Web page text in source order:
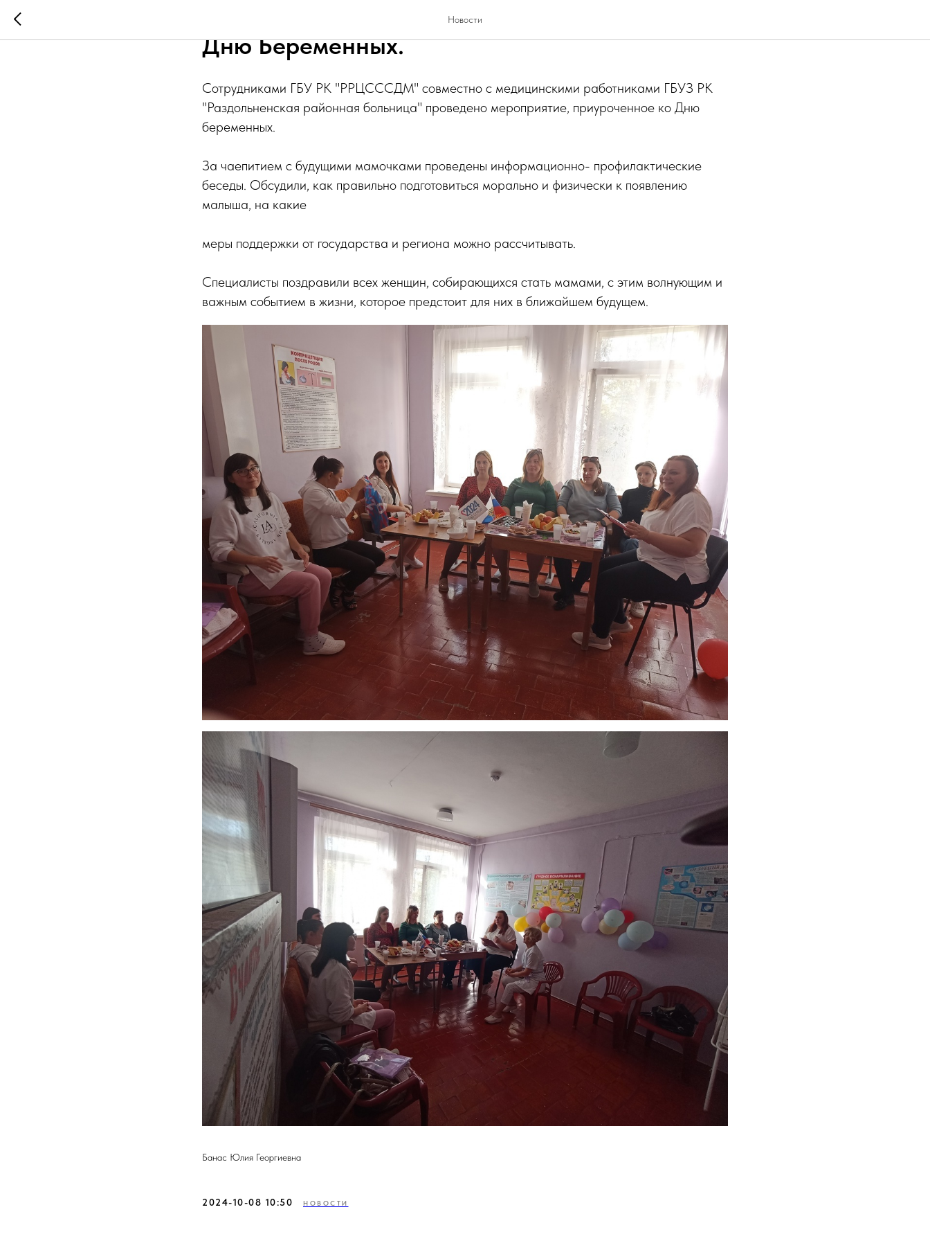
Новости
В п. Раздольное проведено мероприятие ко
Дню Беременных.
Сотрудниками ГБУ РК "РРЦСССДМ" совместно с медицинскими работниками ГБУЗ РК
"Раздольненская районная больница" проведено мероприятие, приуроченное ко Дню
беременных.
За чаепитием с будущими мамочками проведены информационно- профилактические
беседы. Обсудили, как правильно подготовиться морально и физически к появлению
малыша, на какие
меры поддержки от государства и региона можно рассчитывать.
Специалисты поздравили всех женщин, собирающихся стать мамами, с этим волнующим и
важным событием в жизни, которое предстоит для них в ближайшем будущем.
Банас Юлия Георгиевна
2024-10-08 10:50 НОВОСТИ